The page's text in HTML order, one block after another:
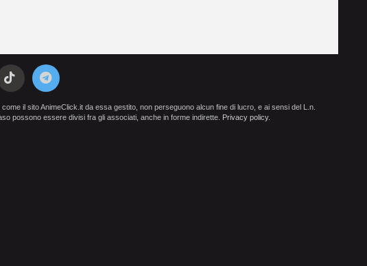
il sito AnimeClick.it da essa gestito, non perseguono alcun fine di lucro, e ai sensi del L.n.
possono essere divisi fra gli associati, anche in forme indirette. Privacy policy.